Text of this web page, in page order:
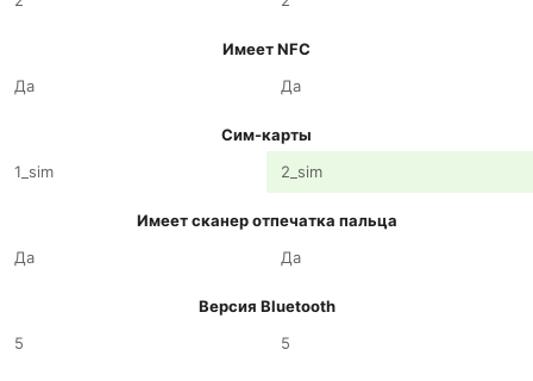
Имеет NFC
Да
Да
Сим-карты
1_sim
2_sim
Имеет сканер отпечатка пальца
Да
Да
Версия Bluetooth
5
5